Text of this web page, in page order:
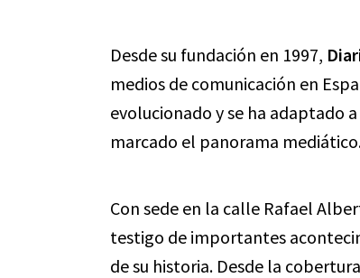
Desde su fundación en 1997,
medios de comunicación en
evolucionado y se ha adaptado
marcado el panorama
Con sede en la calle Rafael
testigo de importantes
de su historia. Desde la